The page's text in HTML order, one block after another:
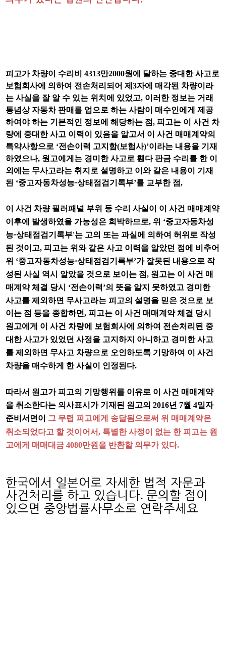
피고가 차량이 수리비4313만2000원에 달하는 중대한 사고로
보험회사에 의하여 전손처리되어 제3자에 매각된 차량이라
는 사실을 잘 알 수 있는 위치에 있었고, 이러한 정보는 거래
통념상 자동차 판매를 업으로 하는 사람이 매수인에게 제공
하여야 하는 기본적인 정보에 해당하는 점,피고는 이 사건 차
량에 중대한 사고 이력이 있음을 알고서 이 사건 매매계약의
특약사항으로 ‘전손이력 고지함(보험사)’이라는 내용을 기재
하였으나, 원고에게는 경미한 사고로 휀다 판금 수리를 한 이
외에는 무사고라는 취지로 설명하고 이와 같은 내용이 기재
된 ‘중고자동차성능·상태점검기록부’를 교부한 점,
이 사건 차량 필러패널 부위 등 수리 사실이 이 사건 매매계약
이후에 발생하였을 가능성은 희박하므로, 위 ‘중고자동차성
능·상태점검기록부'는 고의 또는 과실에 의하여 허위로 작성
된 것이고,피고는 위와 같은 사고 이력을 알았던 점에 비추어
위 ‘중고자동차성능·상태점검기록부’가 잘못된 내용으로 작
성된 사실 역시 알았을 것으로 보이는 점, 원고는 이 사건 매
매계약 체결 당시 ‘전손이력’의 뜻을 알지 못하였고 경미한
사고를 제외하면 무사고라는 피고의 설명을 믿은 것으로 보
이는 점 등을 종합하면,피고는 이 사건 매매계약 체결 당시
원고에게 이 사건 차량에 보험회사에 의하여 전손처리된 중
대한 사고가 있었던 사정을 고지하지 아니하고 경미한 사고
를 제외하면 무사고 차량으로 오인하도록 기망하여 이 사건
차량을 매수하게 한 사실이 인정된다.
따라서 원고가 피고의 기망행위를 이유로 이 사건 매매계약
을 취소한다는 의사표시가 기재된 원고의2016년 7월4일자
준비서면이
그 무렵 피고에게 송달됨으로써 위 매매계약은
취소되었다고 할 것이어서, 특별한 사정이 없는 한 피고는 원
고에게 매매대금4080만원을 반환할 의무가 있다.
한국에서 일본어로 자세한 법적 자문과
사건처리를 하고 있습니다.문의할 점이
있으면 중앙법률사무소로 연락주세요